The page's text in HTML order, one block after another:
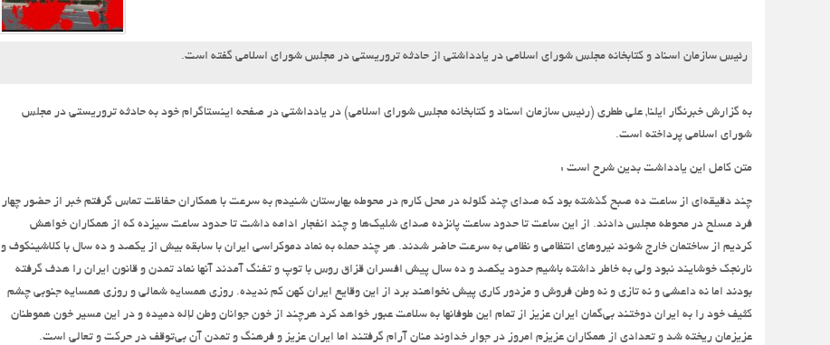
رئیس سازمان اسناد و کتابخانه مجلس شورای اسلامی در یادداشتی از حادثه تروریستی در مجلس شورای اسلامی گفته است.
به گزارش خبرنگار ایلنا, علی ططری (رئیس سازمان اسناد و کتابخانه مجلس شورای اسلامی) در یادداشتی در صفحه اینستاگرام خود به حادثه تروریستی در مجلس
شورای اسلامی پرداخته است.
متن کامل این یادداشت بدین شرح است :
چند دقیقه‌ای از ساعت ده صبح گذشته بود که صدای چند گلوله در محل کارم در محوطه بهارستان شنیدم به سرعت با همکاران حفاظت تماس گرفتم خبر از حضور چهار
فرد مسلح در محوطه مجلس دادند. از این ساعت تا حدود ساعت پانزده صدای شلیک‌ها و چند انفجار ادامه داشت تا حدود ساعت سیزده که از همکاران خواهش
کردیم از ساختمان خارج شوند نیروهای انتظامی و نظامی به سرعت حاضر شدند. هر چند حمله به نماد دموکراسی ایران با سابقه بیش از یکصد و ده سال با کلاشینکوف و
نارنجک خوشایند نبود ولی به خاطر داشته باشیم حدود یکصد و ده سال پیش افسران قزاق روس با توپ و تفنگ آمدند آنها نماد تمدن و قانون ایران را هدف گرفته
بودند اما نه داعشی و نه تازی و نه وطن فروش و مزدور کاری پیش نخواهند برد از این وقایع ایران کهن کم ندیده. روزی همسایه شمالی و روزی همسایه جنوبی چشم
کثیف خود را به ایران دوختند بی‌گمان ایران عزیز از تمام این طوفانها به سلامت عبور خواهد کرد هرچند از خون جوانان وطن لإله دمیده و در این مسیر خون هموطنان
عزیزمان ریخته شد و تعدادی از همکاران عزیزم امروز در جوار خداوند منان آرام گرفتند اما ایران عزیز و فرهنگ و تمدن آن بی‌توقف در حرکت و تعالی است.